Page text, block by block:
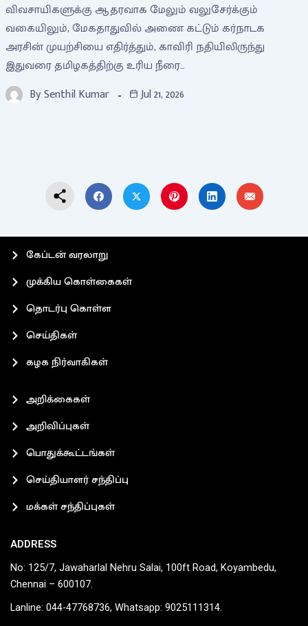
விவசாயிகளுக்கு ஆதரவாக மேலும் வலுசேர்க்கும்
வகையிலும், மேகதாதுவில் அணை கட்டும் கர்நாடக
அரசின் முயற்சியை எதிர்த்தும், காவிரி நதியிலிருந்து
இதுவரை தமிழகத்திற்கு உரிய நீரை…
BySenthil Kumar Jul 21, 2026
கேப்டன் வரலாறு
முக்கிய கொள்கைகள்
தொடர்பு கொள்ள
செய்திகள்
கழக நிர்வாகிகள்
அறிக்கைகள்
அறிவிப்புகள்
பொதுக்கூட்டங்கள்
செய்தியாளர் சந்திப்பு
மக்கள் சந்திப்புகள்
ADDRESS
No: 125/7, Jawaharlal Nehru Salai, 100ft Road, Koyambedu,
Chennai – 600107.
Lanline: 044-47768736, Whatsapp: 9025111314.